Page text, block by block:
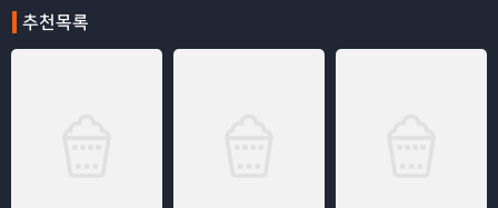
추천목록